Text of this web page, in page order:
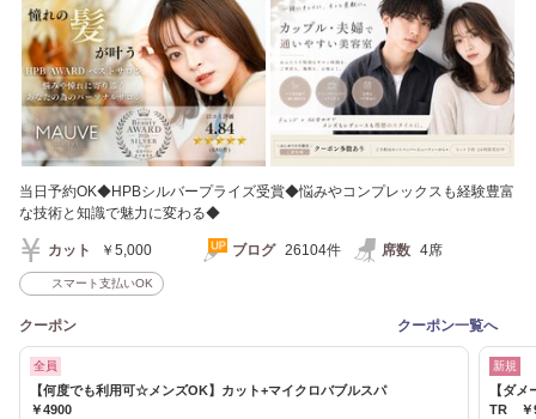
当日予約OK◆HPBシルバープライズ受賞◆悩みやコンプレックスも経験豊富
な技術と知識で魅力に変わる◆
カット ￥5,000 ブログ 26104件 席数 4席
スマート支払いOK
クーポン クーポン一覧へ
全員
【何度でも利用可☆メンズOK】カット+マイクロバブルスパ
￥4900
新規
【ダ
TR ￥